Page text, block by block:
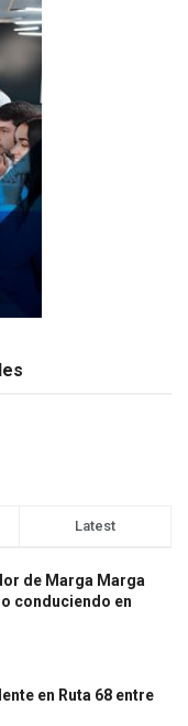
Latest
de Marga Marga
conduciendo en
en Ruta 68 entre